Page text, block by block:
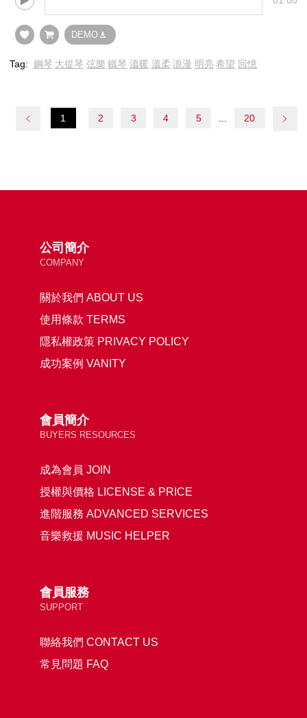
DEMO
Tag: 鋼琴 大提琴 弦樂 鐵琴 溫暖 溫柔 浪漫 明亮 希望 回憶
1 2 3 4 5 20
公司簡介
COMPANY
關於我們 ABOUT US
使用條款 TERMS
隱私權政策 PRIVACY POLICY
成功案例 VANITY
會員簡介
BUYERS RESOURCES
成為會員 JOIN
授權與價格 LICENSE & PRICE
進階服務 ADVANCED SERVICES
音樂救援 MUSIC HELPER
會員服務
SUPPORT
聯絡我們 CONTACT US
常見問題 FAQ